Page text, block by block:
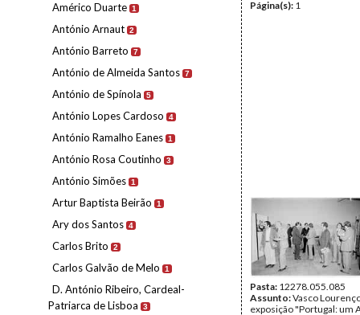
Américo Duarte 1
António Arnaut 2
António Barreto 7
António de Almeida Santos 7
António de Spínola 5
António Lopes Cardoso 4
António Ramalho Eanes 1
António Rosa Coutinho 3
António Simões 1
Artur Baptista Beirão 1
Ary dos Santos 4
Carlos Brito 2
Carlos Galvão de Melo 1
D. António Ribeiro, Cardeal-
Patriarca de Lisboa
3
Página(s): 1
Pasta: 12278.055.085
Assunto:Vasco
exposição "Portugal: um